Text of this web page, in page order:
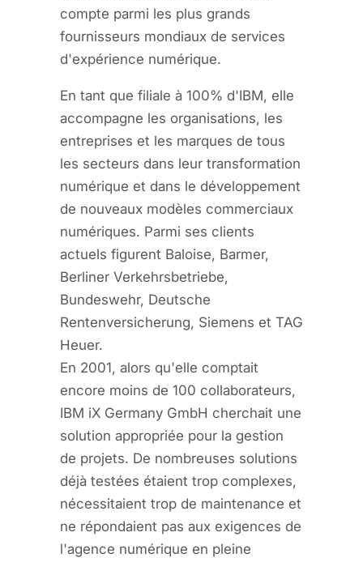
compte parmi les plus grands
fournisseurs mondiaux de services
d'expérience numérique.
En tant que filiale à 100% d'IBM, elle
accompagne les organisations, les
entreprises et les marques de tous
les secteurs dans leur transformation
numérique et dans le développement
de nouveaux modèles commerciaux
numériques. Parmi ses clients
actuels figurent Baloise, Barmer,
Berliner Verkehrsbetriebe,
Bundeswehr, Deutsche
Rentenversicherung, Siemens et TAG
Heuer.
En 2001, alors qu'elle comptait
encore moins de 100 collaborateurs,
IBM iX Germany GmbH cherchait une
solution appropriée pour la gestion
de projets. De nombreuses solutions
déjà testées étaient trop complexes,
nécessitaient trop de maintenance et
ne répondaient pas aux exigences de
l'agence numérique en pleine